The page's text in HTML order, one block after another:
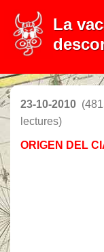
La
23-10-2010
lectures)
ORIGEN DEL